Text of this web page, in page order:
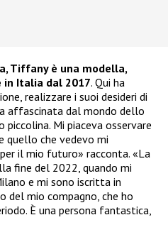
Tiffany è una modella,
in Italia dal 2017. Qui ha
realizzare i suoi desideri di
affascinata dal mondo dello
Mi piaceva osservare
quello che vedevo mi
il mio futuro» racconta. «La
fine del 2022, quando mi
e mi sono iscritta in
del mio compagno, che ho
È una persona fantastica,